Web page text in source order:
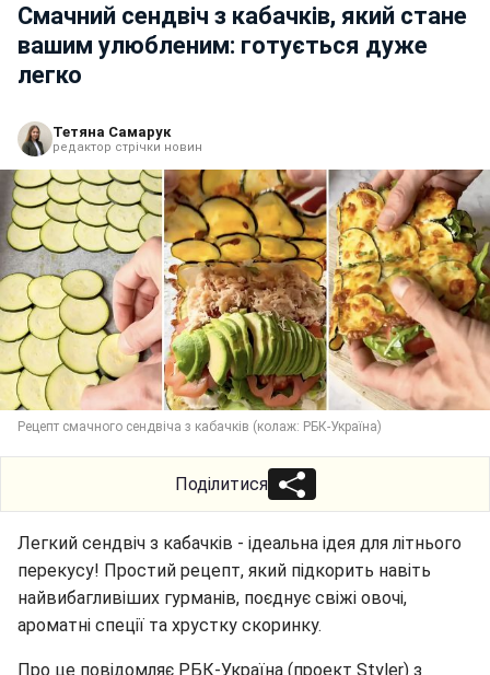
Смачний сендвіч з кабачків, який стане
вашим улюбленим: готується дуже
легко
Тетяна Самарук
редактор стрічки новин
Рецепт смачного сендвіча з кабачків (колаж: РБК-Україна)
Поділитися
Легкий сендвіч з кабачків - ідеальна ідея для літнього
перекусу! Простий рецепт, який підкорить навіть
найвибагливіших гурманів, поєднує свіжі овочі,
ароматні спеції та хрустку скоринку.
Про це повідомляє РБК-Україна (проект Styler) з